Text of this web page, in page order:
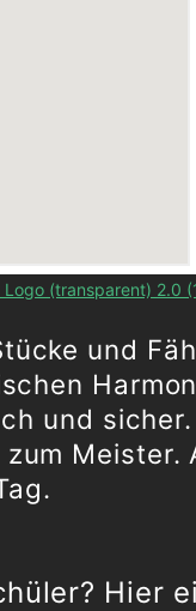
und
und sicher.
Meister.
Hier